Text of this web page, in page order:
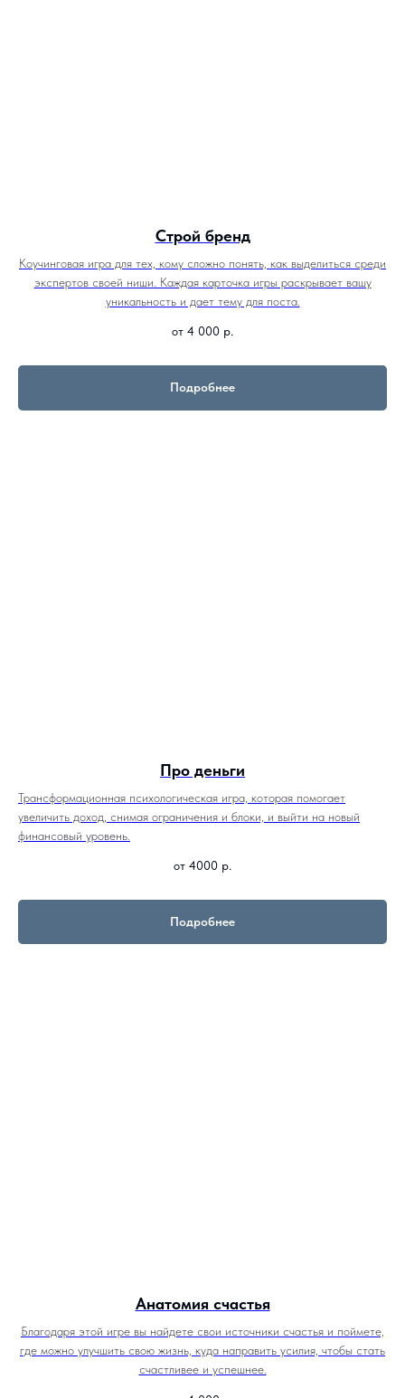
Строй бренд
Коучинговая игра для тех, кому сложно понять, как выделиться среди
экспертов своей ниши. Каждая карточка игры раскрывает вашу
уникальность и дает тему для поста.
от 4 000 р.
Подробнее
Про деньги
Трансформационная психологическая игра, которая помогает
увеличить доход, снимая ограничения и блоки, и выйти на новый
финансовый уровень.
от 4000 р.
Подробнее
Анатомия счастья
Благодаря этой игре вы найдете свои источники счастья и поймете,
где можно улучшить свою жизнь, куда направить усилия, чтобы стать
счастливее и успешнее.